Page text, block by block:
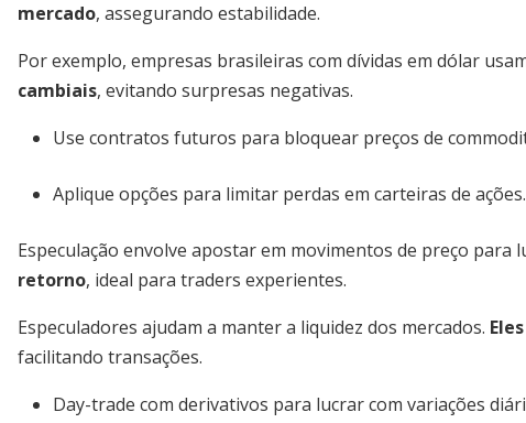
mercado, assegurando estabilidade.
Por exemplo, empresas brasileiras com dívidas em dólar
cambiais, evitando surpresas negativas.
Use contratos futuros para bloquear preços de
Aplique opções para limitar perdas em carteiras de ações.
Especulação envolve apostar em movimentos de preço para
retorno, ideal para traders experientes.
Especuladores ajudam a manter a liquidez dos mercados.
facilitando transações.
Day-trade com derivativos para lucrar com variações